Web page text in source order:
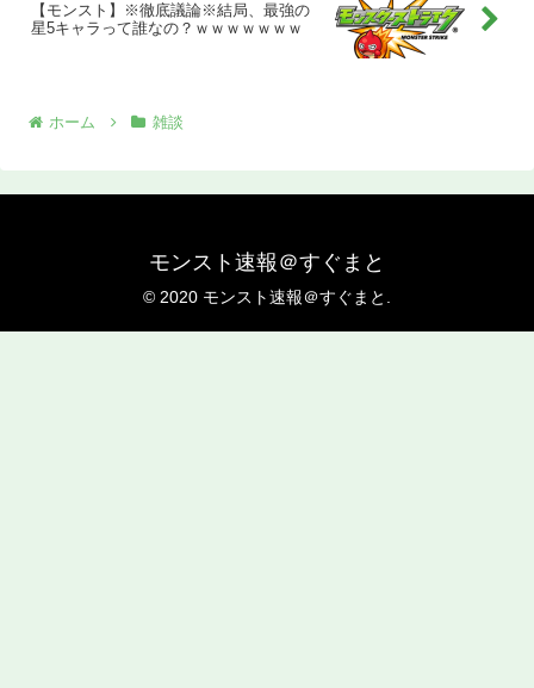
【モンスト】※徹底議論※結局、最強の
星5キャラって誰なの？ｗｗｗｗｗｗｗ
ホーム 雑談
モンスト速報＠すぐまと
© 2020 モンスト速報＠すぐまと.